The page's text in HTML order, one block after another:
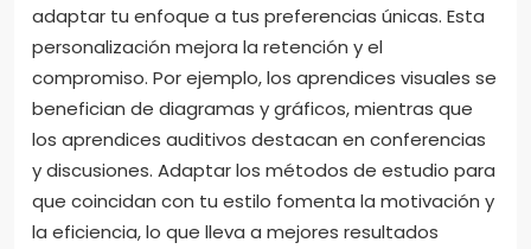
adaptar tu enfoque a tus preferencias únicas. Esta
personalización mejora la retención y el
compromiso. Por ejemplo, los aprendices visuales se
benefician de diagramas y gráficos, mientras que
los aprendices auditivos destacan en conferencias
y discusiones. Adaptar los métodos de estudio para
que coincidan con tu estilo fomenta la motivación y
la eficiencia, lo que lleva a mejores resultados